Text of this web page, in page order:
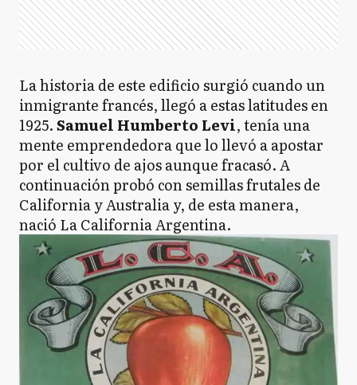
La historia de este edificio surgió cuando un
inmigrante francés, llegó a estas latitudes en
1925.Samuel Humberto Levi, tenía una
mente emprendedora que lo llevó a apostar
por el cultivo de ajos aunque fracasó. A
continuación probó con semillas frutales de
California y Australia y, de esta manera,
nació La California Argentina.